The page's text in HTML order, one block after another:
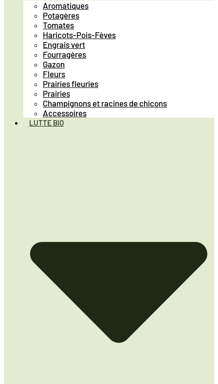
Aromatiques
Potagères
Tomates
Haricots-Pois-Fèves
Engrais vert
Fourragères
Gazon
Fleurs
Prairies fleuries
Prairies
Champignons et racines de chicons
Accessoires
LUTTE BIO